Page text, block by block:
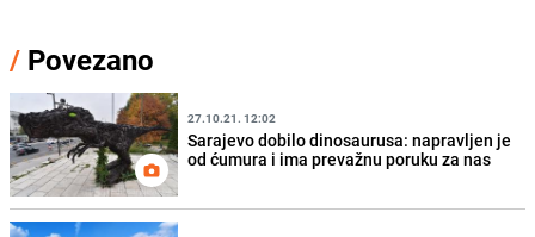
/ Povezano
27.10.21. 12:02
Sarajevo dobilo dinosaurusa: napravljen je
od ćumura i ima prevažnu poruku za nas